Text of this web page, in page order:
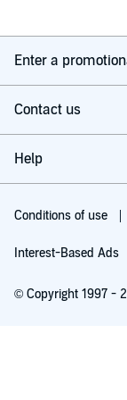
Enter a
Contact us
Help
Conditions of use
Interest-Based Ads
© Copyright 1997 -